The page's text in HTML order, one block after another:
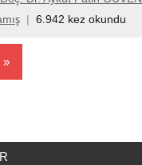
6.942 kez okundu